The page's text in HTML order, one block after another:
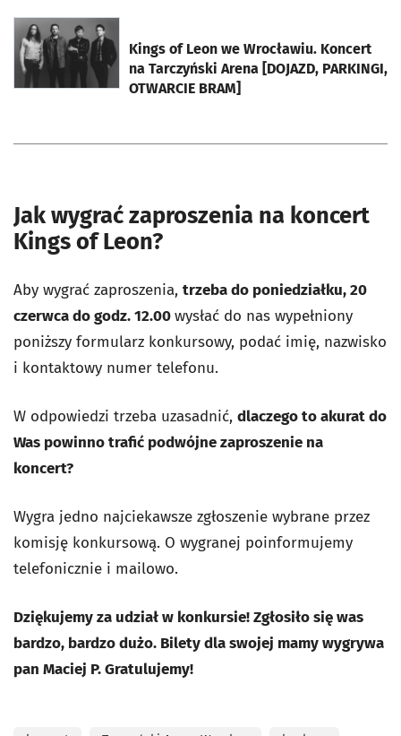
Kings of Leon we Wrocławiu. Koncert
na Tarczyński Arena [DOJAZD, PARKINGI,
OTWARCIE BRAM]
otworzy się w nowej karcie
Jak wygrać zaproszenia na koncert
Kings of Leon?
Aby wygrać zaproszenia, trzeba do poniedziałku, 20
czerwca do godz. 12.00wysłać do nas wypełniony
poniższy formularz konkursowy, podać imię, nazwisko
i kontaktowy numer telefonu.
W odpowiedzi trzeba uzasadnić, dlaczego to akurat do
Was powinno trafić podwójne zaproszenie na
koncert?
Wygra jedno najciekawsze zgłoszenie wybrane przez
komisję konkursową. O wygranej poinformujemy
telefonicznie i mailowo.
Dziękujemy za udział w konkursie! Zgłosiło się was
bardzo, bardzo dużo. Bilety dla swojej mamy wygrywa
pan Maciej P. Gratulujemy!